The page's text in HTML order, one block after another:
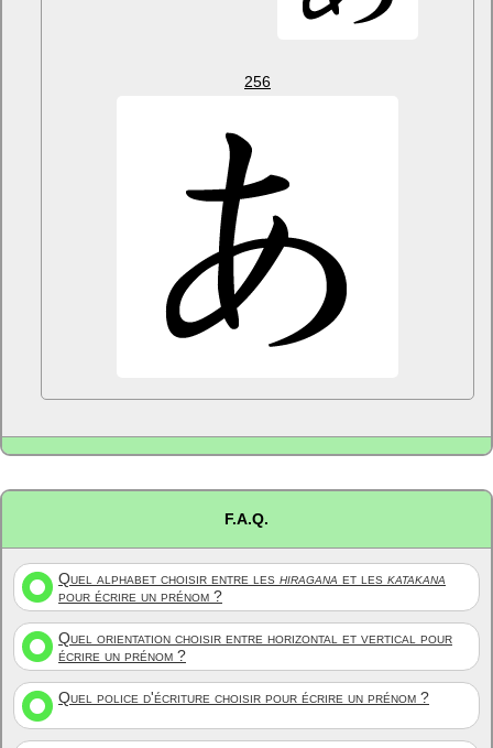
256
F.A.Q.
Quel alphabet choisir entre les hiragana et les katakana
pour écrire un prénom ?
Quel orientation choisir entre horizontal et vertical pour
écrire un prénom ?
Quel police d'écriture choisir pour écrire un prénom ?